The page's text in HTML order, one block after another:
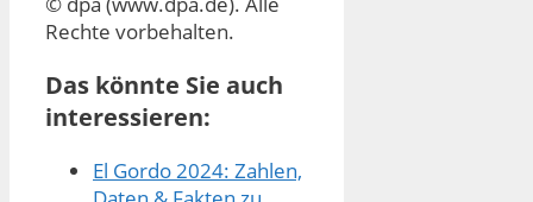
Rechte vorbehalten.
Das könnte Sie auch
interessieren:
El Gordo 2024: Zahlen,